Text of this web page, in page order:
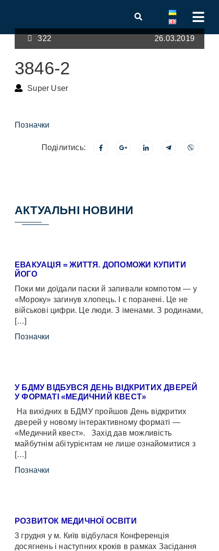
322 26.03.2019
3846-2
Super User
Позначки
Поділитись:
АКТУАЛЬНІ НОВИНИ
ЕВАКУАЦІЯ = ЖИТТЯ. ДОПОМОЖИ КУПИТИ
ЙОГО
Поки ми доїдали паски й запивали компотом — у
«Мороку» загинув хлопець. І є поранені. Це не
військові цифри. Це люди. З іменами. З родинами,
[…]
Позначки
У БДМУ ВІДБУВСЯ ДЕНЬ ВІДКРИТИХ ДВЕРЕЙ
У ФОРМАТІ «МЕДИЧНИЙ КВЕСТ»
На вихідних в БДМУ пройшов День відкритих
дверей у новому інтерактивному форматі —
«Медичний квест». Захід дав можливість
майбутнім абітурієнтам не лише ознайомитися з
[…]
Позначки
РОЗВИТОК МЕДИЧНОЇ ОСВІТИ
3 грудня у м. Київ відбулася Конференція
досягнень і наступних кроків в рамках Засідання